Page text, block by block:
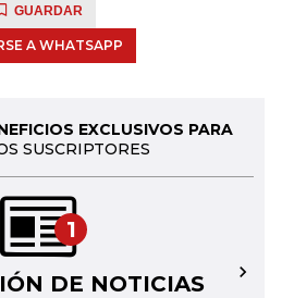
GUARDAR
A WHATSAPP
EXCLUSIVOS PARA
SUSCRIPTORES
1
DE NOTICIAS →